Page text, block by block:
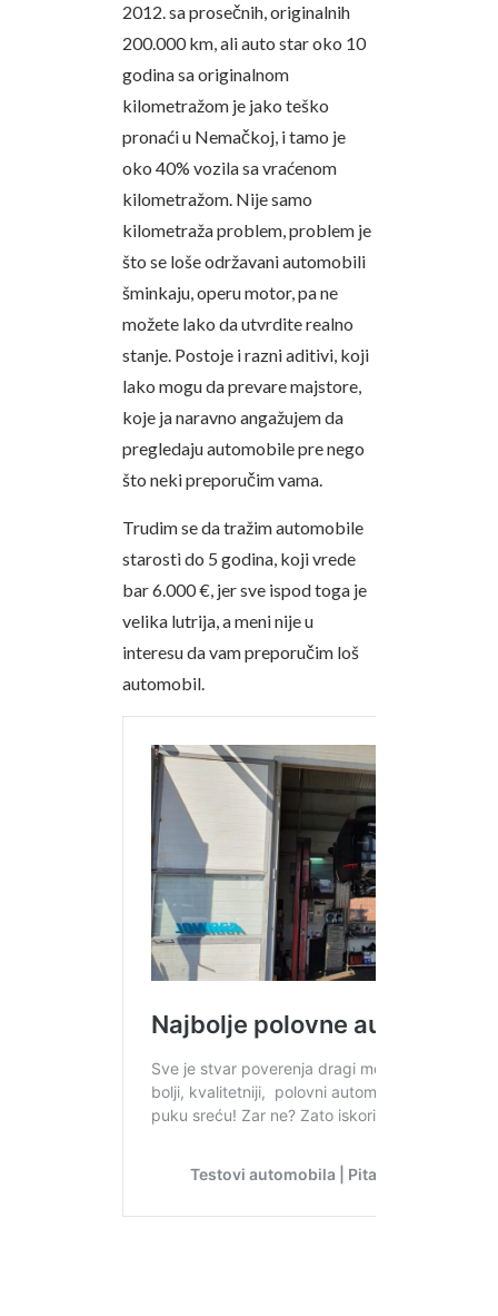
2012. sa prosečnih, originalnih
200.000 km, ali auto star oko 10
godina sa originalnom
kilometražom je jako teško
pronaći u Nemačkoj, i tamo je
oko 40% vozila sa vraćenom
kilometražom. Nije samo
kilometraža problem, problem je
što se loše održavani automobili
šminkaju, operu motor, pa ne
možete lako da utvrdite realno
stanje. Postoje i razni aditivi, koji
lako mogu da prevare majstore,
koje ja naravno angažujem da
pregledaju automobile pre nego
što neki preporučim vama.
Trudim se da tražim automobile
starosti do 5 godina, koji vrede
bar 6.000 €, jer sve ispod toga je
velika lutrija, a meni nije u
interesu da vam preporučim loš
automobil.